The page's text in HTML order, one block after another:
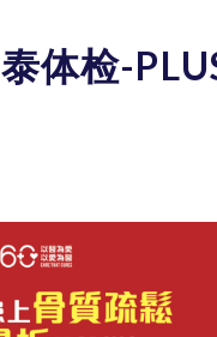
体检-